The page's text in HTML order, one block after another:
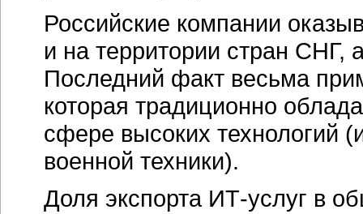
Российские компании
и на территории стран СНГ,
Последний факт весьма
которая традиционно
сфере высоких технологий
военной техники).
Доля экспорта ИТ-услуг в